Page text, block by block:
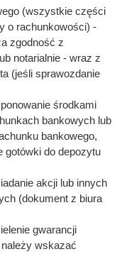
(wszystkie części
o rachunkowości) -
zgodność z
notarialnie - wraz z
(jeśli sprawozdanie
środkami
bankowych lub
bankowego,
gotówki do depozytu
akcji lub innych
(dokument z biura
gwarancji
wskazać